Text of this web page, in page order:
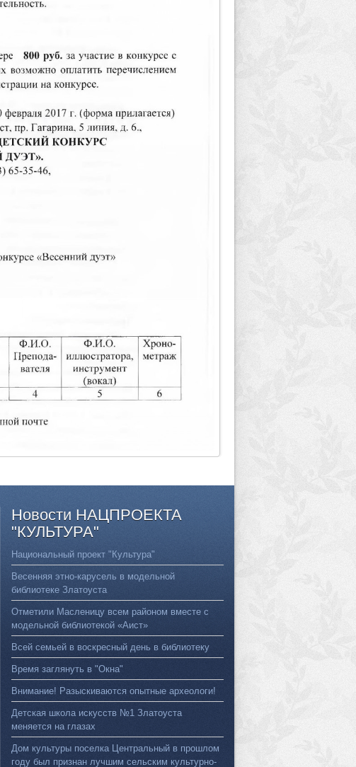
Новости НАЦПРОЕКТА
"КУЛЬТУРА"
Национальный проект "Культура"
Весенняя этно-карусель в модельной
библиотеке Златоуста
Отметили Масленицу всем районом вместе с
модельной библиотекой «Аист»
Всей семьей в воскресный день в библиотеку
Время заглянуть в "Окна"
Внимание! Разыскиваются опытные археологи!
Детская школа искусств №1 Златоуста
меняется на глазах
Дом культуры поселка Центральный в прошлом
году был признан лучшим сельским культурно-